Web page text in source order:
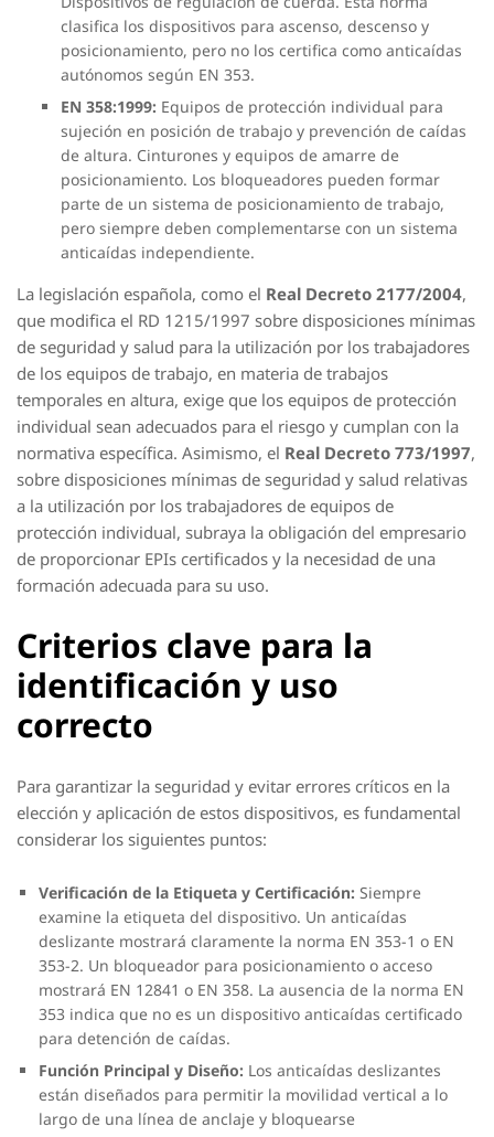
clasifica los dispositivos para ascenso, descenso y
posicionamiento, pero no los certifica como anticaídas
autónomos según EN 353.
EN 358:1999: Equipos de protección individual para
sujeción en posición de trabajo y prevención de caídas
de altura. Cinturones y equipos de amarre de
posicionamiento. Los bloqueadores pueden formar
parte de un sistema de posicionamiento de trabajo,
pero siempre deben complementarse con un sistema
anticaídas independiente.
La legislación española, como el Real Decreto 2177/2004,
que modifica el RD 1215/1997 sobre disposiciones mínimas
de seguridad y salud para la utilización por los trabajadores
de los equipos de trabajo, en materia de trabajos
temporales en altura, exige que los equipos de protección
individual sean adecuados para el riesgo y cumplan con la
normativa específica. Asimismo, el Real Decreto 773/1997,
sobre disposiciones mínimas de seguridad y salud relativas
a la utilización por los trabajadores de equipos de
protección individual, subraya la obligación del empresario
de proporcionar EPIs certificados y la necesidad de una
formación adecuada para su uso.
Criterios clave para la
identificación y uso
correcto
Para garantizar la seguridad y evitar errores críticos en la
elección y aplicación de estos dispositivos, es fundamental
considerar los siguientes puntos:
Verificación de la Etiqueta y Certificación: Siempre
examine la etiqueta del dispositivo. Un anticaídas
deslizante mostrará claramente la norma EN 353-1 o EN
353-2. Un bloqueador para posicionamiento o acceso
mostrará EN 12841 o EN 358. La ausencia de la norma EN
353 indica que no es un dispositivo anticaídas certificado
para detención de caídas.
Función Principal y Diseño: Los anticaídas deslizantes
están diseñados para permitir la movilidad vertical a lo
largo de una línea de anclaje y bloquearse